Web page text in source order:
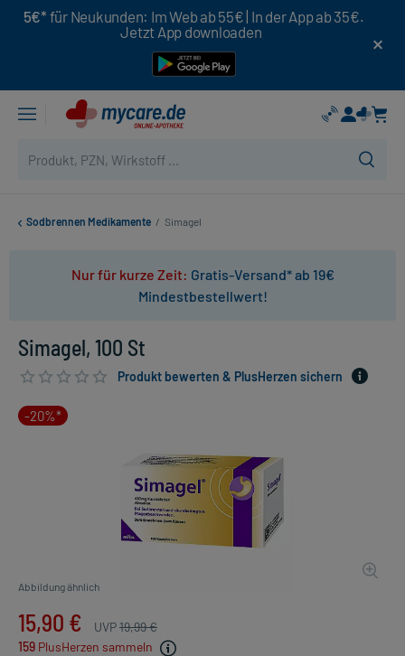
5€* für Neukunden: Im Web ab 55€ | In der App ab 35€.
Jetzt App downloaden
Sodbrennen Medikamente / Simagel
Nur für kurze Zeit: Gratis-Versand* ab 19€
Mindestbestellwert!
Simagel, 100 St
Produkt bewerten & PlusHerzen sichern
-20%*
Abbildung ähnlich
15,90 € UVP19,99 €
159 PlusHerzen sammeln